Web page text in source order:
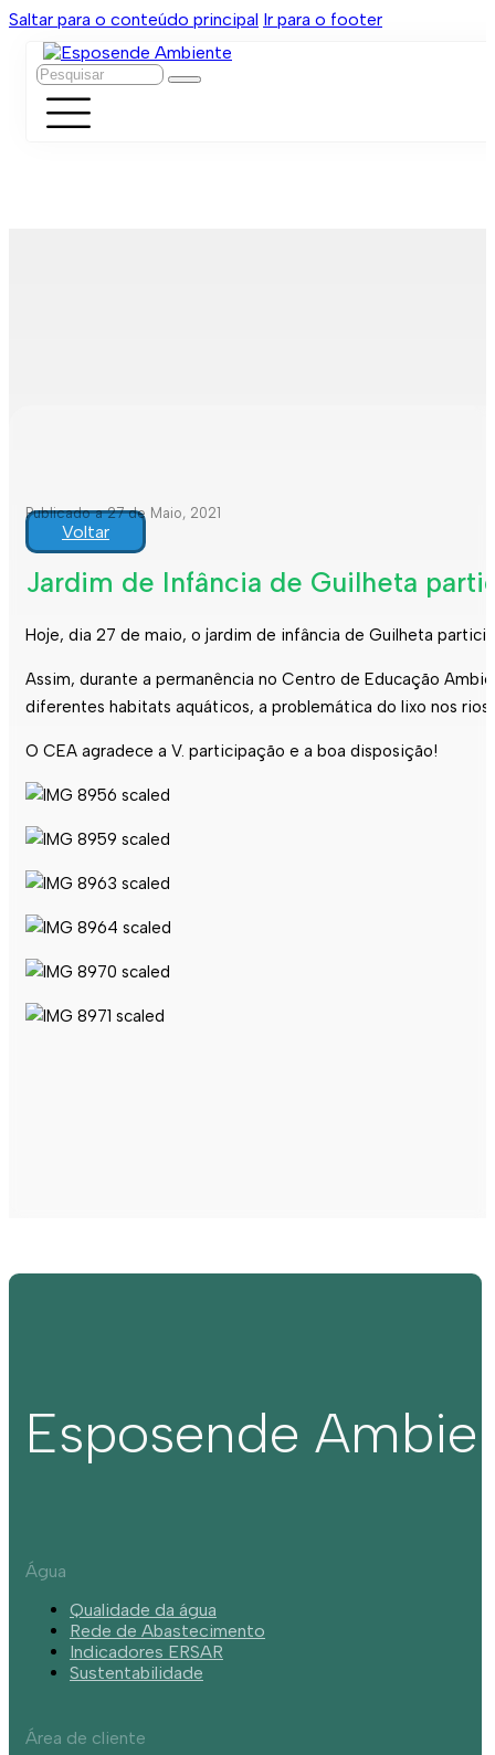
Saltar para o conteúdo principal Ir para o footer
Pesquisar
Publicado a 27 de Maio, 2021
Voltar
Jardim de Infância de Guilheta
Hoje, dia 27 de maio, o jardim de infância de Guilheta
Assim, durante a permanência no Centro de Educação
diferentes habitats aquáticos, a problemática do lixo nos
O CEA agradece a V. participação e a boa disposição!
Esposende
Água
Qualidade da água
Rede de Abastecimento
Indicadores ERSAR
Sustentabilidade
Área de cliente